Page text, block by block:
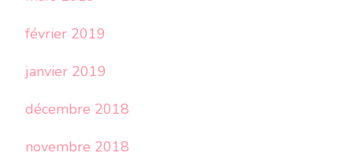
février 2019
janvier 2019
décembre 2018
novembre 2018